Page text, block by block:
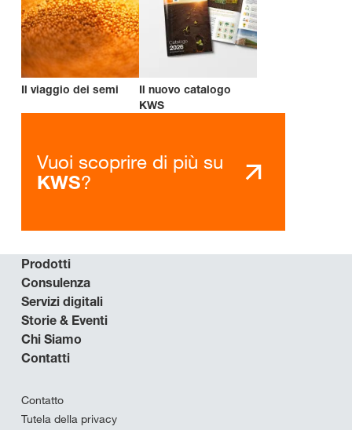
Il viaggio dei semi
Il nuovo catalogo
KWS
Vuoi scoprire di più su
KWS?
Prodotti
Consulenza
Servizi digitali
Storie & Eventi
Chi Siamo
Contatti
Contatto
Tutela della privacy